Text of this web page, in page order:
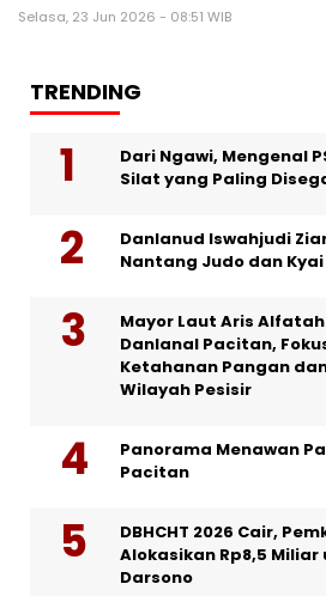
Selasa, 23 Jun 2026 - 08:51 WIB
TRENDING
Dari Ngawi, Mengenal
Silat yang Paling
Danlanud Iswahjudi
Nantang Judo dan
Mayor Laut Aris
Danlanal Pacitan,
Ketahanan Pangan
Wilayah Pesisir
Panorama Menawan
Pacitan
DBHCHT 2026 Cair,
Alokasikan Rp8,5 Miliar
Darsono